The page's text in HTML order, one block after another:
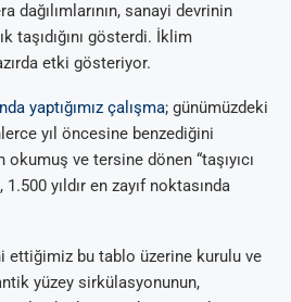
dağılımlarının, sanayi devrinin
taşıdığını gösterdi. İklim
etki gösteriyor.
yaptığımız çalışma; günümüzdeki
yıl öncesine benzediğini
ve tersine dönen “taşıyıcı
yıldır en zayıf noktasında
ettiğimiz bu tablo üzerine kurulu ve
yüzey sirkülasyonunun,